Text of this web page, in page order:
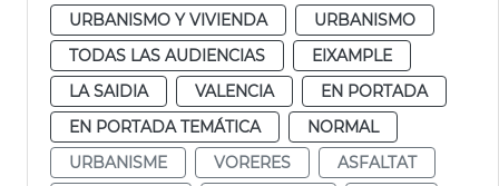
URBANISMO Y VIVIENDA
URBANISMO
TODAS LAS AUDIENCIAS
EIXAMPLE
LA SAIDIA
VALENCIA
EN PORTADA
EN PORTADA TEMÁTICA
NORMAL
URBANISME
VORERES
ASFALTAT